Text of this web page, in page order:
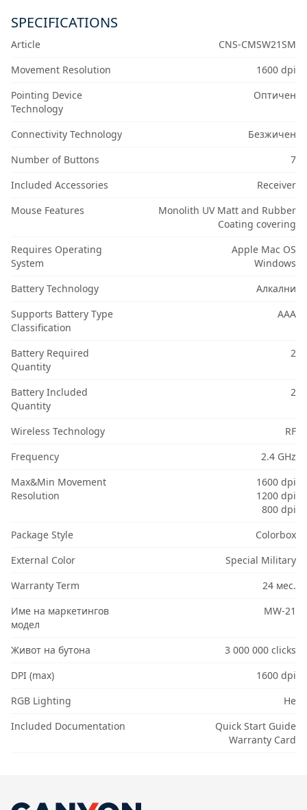
SPECIFICATIONS
Article
CNS-CMSW21SM
Movement Resolution
1600 dpi
Pointing Device
Technology
Оптичен
Connectivity Technology
Безжичен
Number of Buttons
7
Included Accessories
Receiver
Mouse Features
Monolith UV Matt and Rubber
Coating covering
Requires Operating
System
Apple Mac OS
Windows
Battery Technology
Алкални
Supports Battery Type
Classification
AAA
Battery Required
Quantity
2
Battery Included
Quantity
2
Wireless Technology
RF
Frequency
2.4 GHz
Max&Min Movement
Resolution
1600 dpi
1200 dpi
800 dpi
Package Style
Colorbox
External Color
Special Military
Warranty Term
24 мес.
Име на маркетингов
модел
MW-21
Живот на бутона
3 000 000 clicks
DPI (max)
1600 dpi
RGB Lighting
Не
Included Documentation
Quick Start Guide
Warranty Card